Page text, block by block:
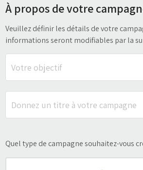
À propos de votre
Veuillez définir les détails de votre
informations seront modifiables par la
Quel type de campagne souhaitez-vous